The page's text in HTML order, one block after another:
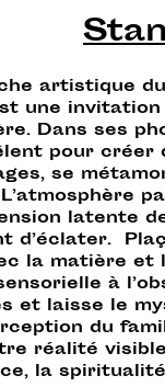
artistique
une
Dans ses
pour créer
se
latente
d’éclater.
la matière et
à
et laisse le
du
réalité
la